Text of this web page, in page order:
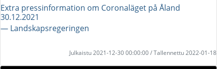
Extra pressinformation om Coronaläget på Åland
30.12.2021
― Landskapsregeringen
Julkaistu 2021-12-30 00:00:00 / Tallennettu 2022-01-18